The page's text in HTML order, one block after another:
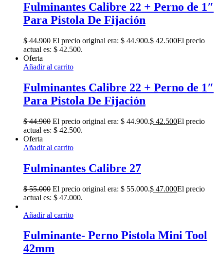
Fulminantes Calibre 22 + Perno de 1″
Para Pistola De Fijación
$44.900 El precio original era: $ 44.900.$ 42.500El precio
actual es: $ 42.500.
Oferta
Añadir al carrito
Fulminantes Calibre 22 + Perno de 1″
Para Pistola De Fijación
$44.900 El precio original era: $ 44.900.$ 42.500El precio
actual es: $ 42.500.
Oferta
Añadir al carrito
Fulminantes Calibre 27
$55.000 El precio original era: $ 55.000.$ 47.000El precio
actual es: $ 47.000.
Añadir al carrito
Fulminante- Perno Pistola Mini Tool
42mm